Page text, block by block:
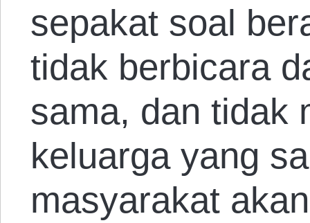
sepakat soal
tidak berbicara
sama, dan tidak
keluarga yang
masyarakat